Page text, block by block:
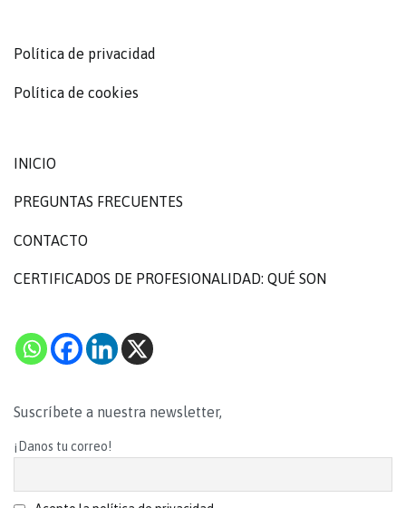
Política de privacidad
Política de cookies
INICIO
PREGUNTAS FRECUENTES
CONTACTO
CERTIFICADOS DE PROFESIONALIDAD: QUÉ SON
Suscríbete a nuestra newsletter,
¡Danos tu correo!